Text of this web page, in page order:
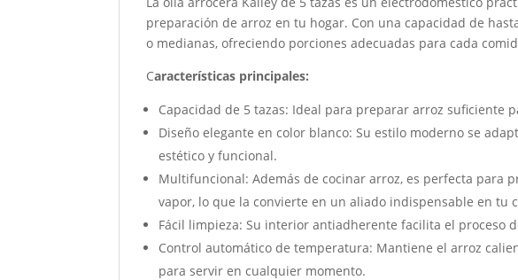
preparación de arroz en tu hogar. Con una capacidad de
o medianas, ofreciendo porciones adecuadas para cada
Características principales:
Capacidad de 5 tazas: Ideal para preparar arroz suficiente
Diseño elegante en color blanco: Su estilo moderno se
estético y funcional.
Multifuncional: Además de cocinar arroz, es perfecta para
vapor, lo que la convierte en un aliado indispensable en tu
Fácil limpieza: Su interior antiadherente facilita el proceso
Control automático de temperatura: Mantiene el arroz
para servir en cualquier momento.